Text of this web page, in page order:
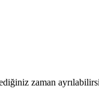
zaman